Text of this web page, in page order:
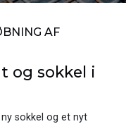
AF
og sokkel i
sokkel og et nyt